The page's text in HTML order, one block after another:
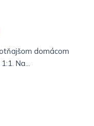
domácom
Na...